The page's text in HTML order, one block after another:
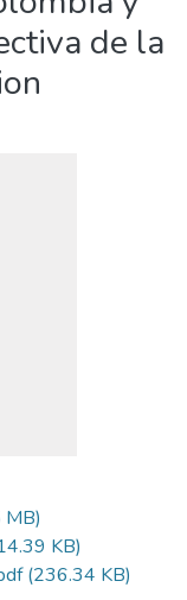
de la
KB)
(236.34 KB)